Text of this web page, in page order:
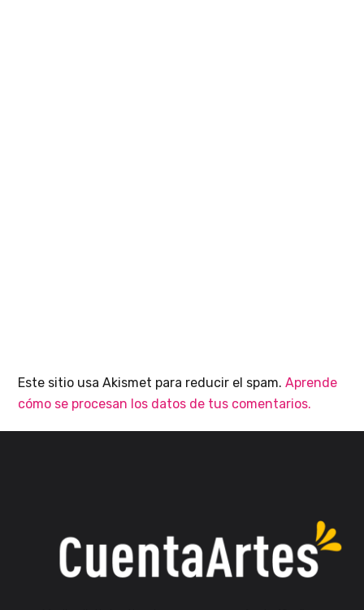
Este sitio usa Akismet para reducir el spam.Aprende
cómo se procesan los datos de tus comentarios.